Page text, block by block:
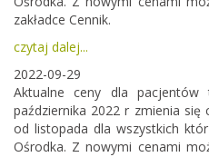
zakładce Cennik.
czytaj dalej...
2022-09-29
Aktualne ceny dla pacjentów
października 2022 r zmienia
od listopada dla wszystkich
Ośrodka. Z nowymi cenami